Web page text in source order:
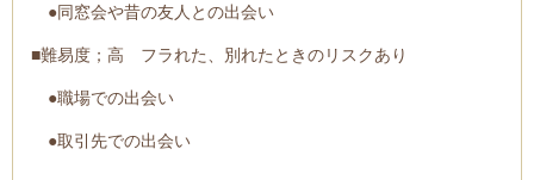
●同窓会や昔の友人との出会い
■難易度；高 フラれた、別れたときのリスクあり
●職場での出会い
●取引先での出会い